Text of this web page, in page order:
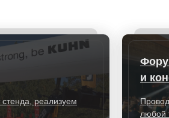
реализуем
и
любой